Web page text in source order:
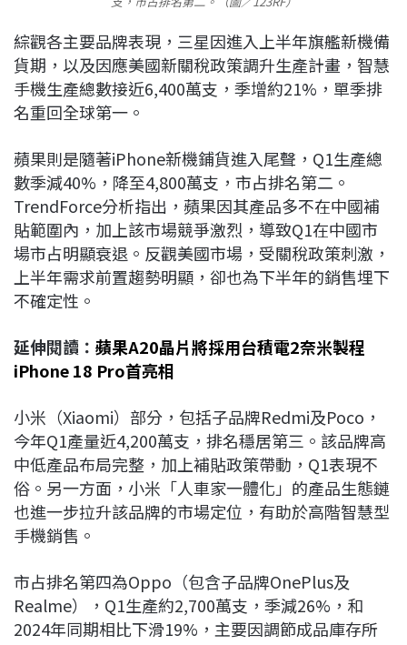
綜觀各主要品牌表現，三星因進入上半年旗艦新機備
貨期，以及因應美國新關稅政策調升生產計畫，智慧
手機生產總數接近6,400萬支，季增約21%，單季排
名重回全球第一。
蘋果則是隨著iPhone新機鋪貨進入尾聲，Q1生產總
數季減40%，降至4,800萬支，市占排名第二。
TrendForce分析指出，蘋果因其產品多不在中國補
貼範圍內，加上該市場競爭激烈，導致Q1在中國市
場市占明顯衰退。反觀美國市場，受關稅政策刺激，
上半年需求前置趨勢明顯，卻也為下半年的銷售埋下
不確定性。
延伸閱讀： 蘋果A20晶片將採用台積電2奈米製程
iPhone 18 Pro首亮相
小米（Xiaomi）部分，包括子品牌Redmi及Poco，
今年Q1產量近4,200萬支，排名穩居第三。該品牌高
中低產品布局完整，加上補貼政策帶動，Q1表現不
俗。另一方面，小米「人車家一體化」的產品生態鏈
也進一步拉升該品牌的市場定位，有助於高階智慧型
手機銷售。
市占排名第四為Oppo（包含子品牌OnePlus及
Realme），Q1生產約2,700萬支，季減26%，和
2024年同期相比下滑19%，主要因調節成品庫存所